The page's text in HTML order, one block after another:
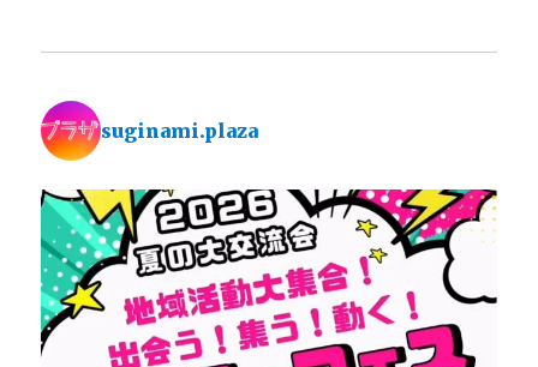
suginami.plaza